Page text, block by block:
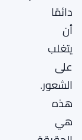
دائمًا
أن
يتغلب
على
الشعور.
هذه
هي